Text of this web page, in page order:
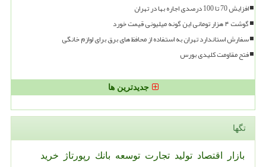
افزایش 70 تا 100 درصدی اجاره بها در تهران
گوشت ۴ هزار تومانی این گونه میلیونی قیمت خورد
سفارش استاندارد تهران به استفاده از محافظ های برق برای لوازم خانگی
فتح مقاومت کلیدی بورس
جدیدترین ها
تگها
بازار اقتصاد تولید تجارت توسعه بانك رپورتاژ خرید